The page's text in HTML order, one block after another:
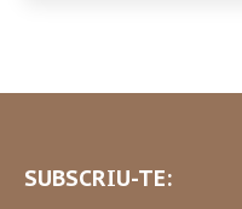
SUBSCRIU-TE: